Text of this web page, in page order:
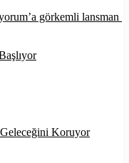
görkemli lansman
Koruyor